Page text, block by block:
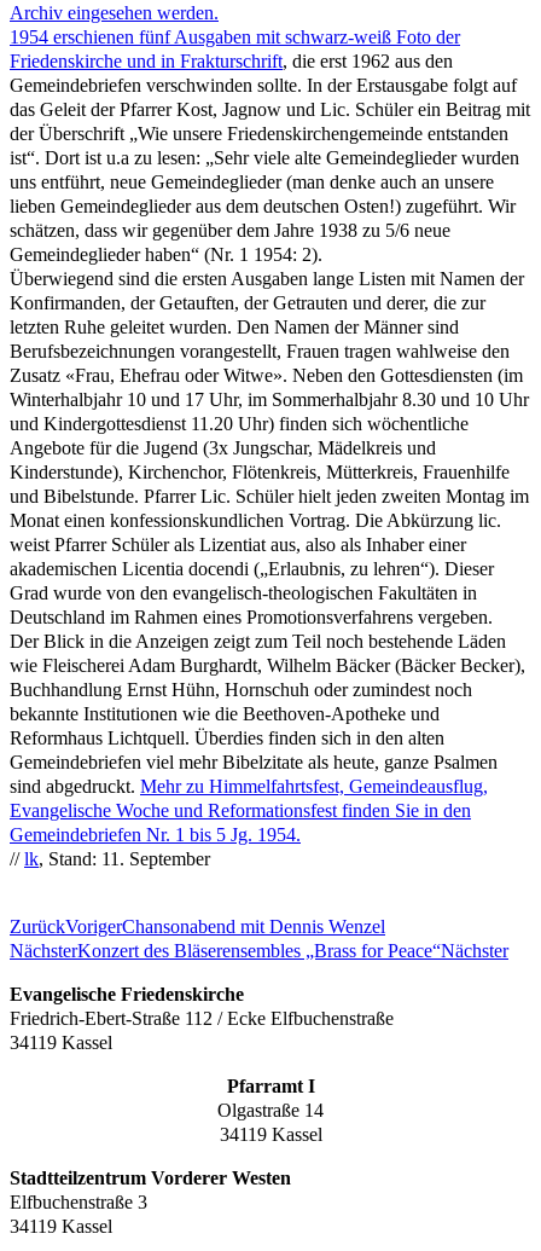
Archiv eingesehen werden.
1954 erschienen fünf Ausgaben mit schwarz-weiß Foto der
Friedenskirche und in Frakturschrift, die erst 1962 aus den
Gemeindebriefen verschwinden sollte. In der Erstausgabe folgt auf
das Geleit der Pfarrer Kost, Jagnow und Lic. Schüler ein Beitrag mit
der Überschrift „Wie unsere Friedenskirchengemeinde entstanden
ist“. Dort ist u.a zu lesen: „Sehr viele alte Gemeindeglieder wurden
uns entführt, neue Gemeindeglieder (man denke auch an unsere
lieben Gemeindeglieder aus dem deutschen Osten!) zugeführt. Wir
schätzen, dass wir gegenüber dem Jahre 1938 zu 5/6 neue
Gemeindeglieder haben“ (Nr. 1 1954: 2).
Überwiegend sind die ersten Ausgaben lange Listen mit Namen der
Konfirmanden, der Getauften, der Getrauten und derer, die zur
letzten Ruhe geleitet wurden. Den Namen der Männer sind
Berufsbezeichnungen vorangestellt, Frauen tragen wahlweise den
Zusatz «Frau, Ehefrau oder Witwe». Neben den Gottesdiensten (im
Winterhalbjahr 10 und 17 Uhr, im Sommerhalbjahr 8.30 und 10 Uhr
und Kindergottesdienst 11.20 Uhr) finden sich wöchentliche
Angebote für die Jugend (3x Jungschar, Mädelkreis und
Kinderstunde), Kirchenchor, Flötenkreis, Mütterkreis, Frauenhilfe
und Bibelstunde. Pfarrer Lic. Schüler hielt jeden zweiten Montag im
Monat einen konfessionskundlichen Vortrag. Die Abkürzung lic.
weist Pfarrer Schüler als Lizentiat aus, also als Inhaber einer
akademischen Licentia docendi („Erlaubnis, zu lehren“). Dieser
Grad wurde von den evangelisch-theologischen Fakultäten in
Deutschland im Rahmen eines Promotionsverfahrens vergeben.
Der Blick in die Anzeigen zeigt zum Teil noch bestehende Läden
wie Fleischerei Adam Burghardt, Wilhelm Bäcker (Bäcker Becker),
Buchhandlung Ernst Hühn, Hornschuh oder zumindest noch
bekannte Institutionen wie die Beethoven-Apotheke und
Reformhaus Lichtquell. Überdies finden sich in den alten
Gemeindebriefen viel mehr Bibelzitate als heute, ganze Psalmen
sind abgedruckt. Mehr zu Himmelfahrtsfest, Gemeindeausflug,
Evangelische Woche und Reformationsfest finden Sie in den
Gemeindebriefen Nr. 1 bis 5 Jg. 1954.
//lk, Stand: 11. September
ZurückVorigerChansonabend mit Dennis Wenzel
NächsterKonzert des Bläserensembles „Brass for Peace“Nächster
Evangelische Friedenskirche
Friedrich-Ebert-Straße 112 / Ecke Elfbuchenstraße
34119 Kassel
Pfarramt I
Olgastraße 14
34119 Kassel
Stadtteilzentrum Vorderer Westen
Elfbuchenstraße 3
34119 Kassel